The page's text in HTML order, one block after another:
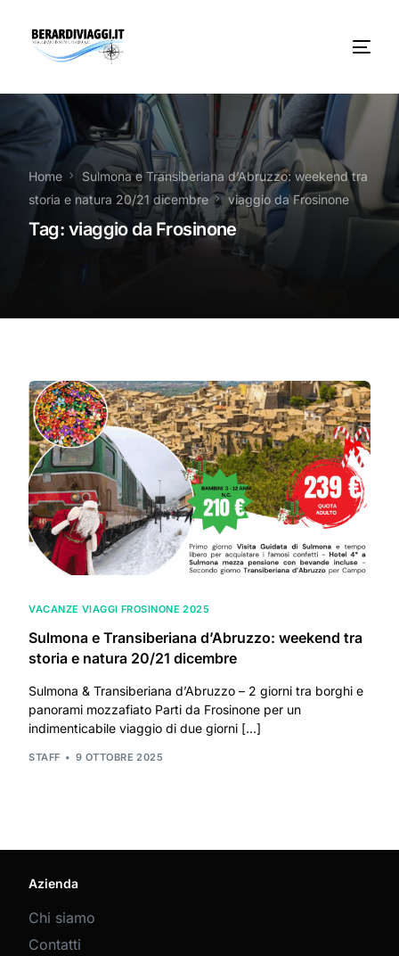
Home
Sulmona e Transiberiana d’Abruzzo: weekend tra
storia e natura 20/21 dicembre
viaggio da Frosinone
Tag: viaggio da Frosinone
VACANZE VIAGGI FROSINONE 2025
Sulmona e Transiberiana d’Abruzzo: weekend tra
storia e natura 20/21 dicembre
Sulmona & Transiberiana d’Abruzzo – 2 giorni tra borghi e
panorami mozzafiato Parti da Frosinone per un
indimenticabile viaggio di due giorni […]
STAFF 9 OTTOBRE 2025
Azienda
Chi siamo
Contatti
Chi Siamo
Noleggio
Autobus servizi
Vacanze Viaggi Frosinone